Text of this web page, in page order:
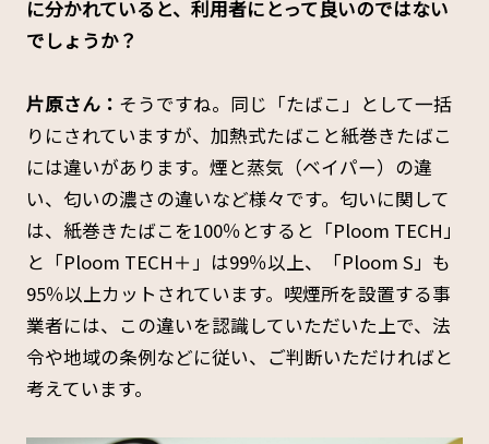
に分かれていると、利用者にとって良いのではない
でしょうか？
片原さん： そうですね。同じ「たばこ」として一括
りにされていますが、加熱式たばこと紙巻きたばこ
には違いがあります。煙と蒸気（ベイパー）の違
い、匂いの濃さの違いなど様々です。匂いに関して
は、紙巻きたばこを100％とすると「Ploom TECH」
と「Ploom TECH＋」は99％以上、「Ploom S」も
95％以上カットされています。喫煙所を設置する事
業者には、この違いを認識していただいた上で、法
令や地域の条例などに従い、ご判断いただければと
考えています。